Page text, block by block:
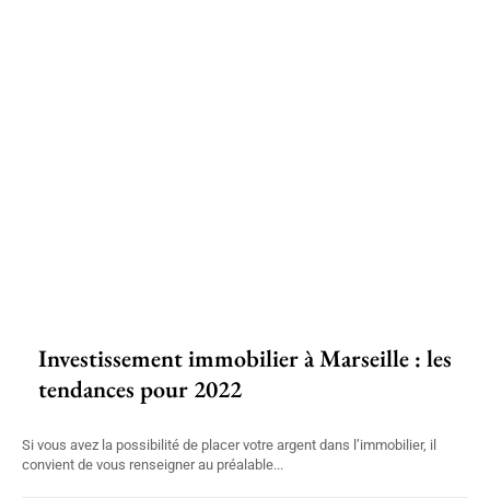
Investissement immobilier à Marseille : les
tendances pour 2022
Si vous avez la possibilité de placer votre argent dans l’immobilier, il
convient de vous renseigner au préalable...